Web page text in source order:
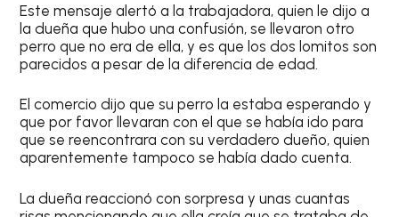
Este mensaje alertó a la trabajadora, quien le dijo a
la dueña que hubo una confusión, se llevaron otro
perro que no era de ella, y es que los dos lomitos son
parecidos a pesar de la diferencia de edad.
El comercio dijo que su perro la estaba esperando y
que por favor llevaran con el que se había ido para
que se reencontrara con su verdadero dueño, quien
aparentemente tampoco se había dado cuenta.
La dueña reaccionó con sorpresa y unas cuantas